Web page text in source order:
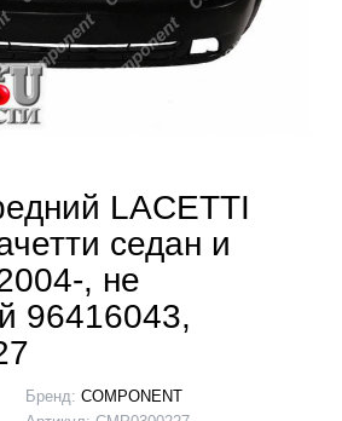
LACETTI
седан и
, не
96416043,
Бренд: COMPONENT